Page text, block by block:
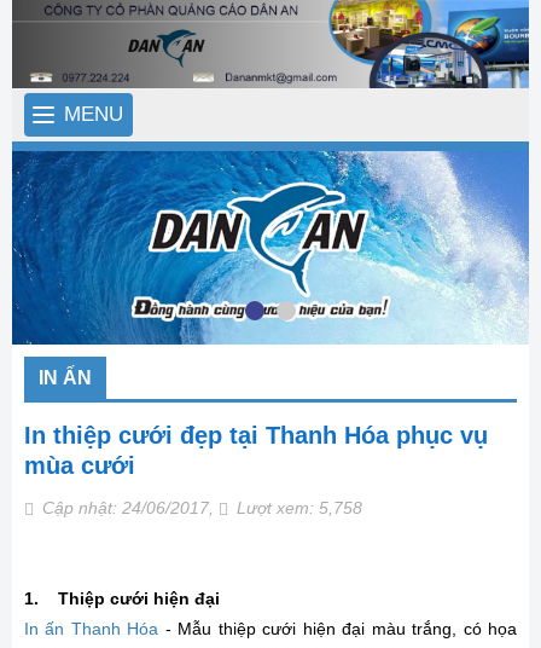
MENU
IN ẤN
In thiệp cưới đẹp tại Thanh Hóa phục vụ
mùa cưới
Cập nhật: 24/06/2017, Lượt xem: 5,758
1. Thiệp cưới hiện đại
In ấn Thanh Hóa - Mẫu thiệp cưới hiện đại màu trắng, có họa